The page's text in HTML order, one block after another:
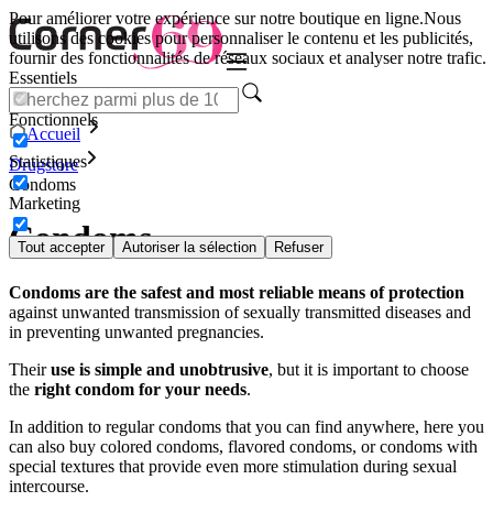
Pour améliorer votre expérience sur notre boutique en ligne.Nous
utilisons des cookies pour personnaliser le contenu et les publicités,
fournir des fonctionnalités de réseaux sociaux et analyser notre trafic.
Essentiels
Fonctionnels
Statistiques
Marketing
Tout accepter Autoriser la sélection Refuser
Accueil
Drugstore
Condoms
Condoms
Condoms are the safest and most reliable means of protection
against unwanted transmission of sexually transmitted diseases and
in preventing unwanted pregnancies.
Theiruse is simple and unobtrusive, but it is important to choose
the right condom for your needs.
In addition to regular condoms that you can find anywhere, here you
can also buy colored condoms, flavored condoms, or condoms with
special textures that provide even more stimulation during sexual
intercourse.